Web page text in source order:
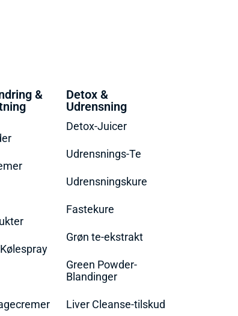
&
Detox &
Udrensning
Detox-Juicer
Udrensnings-Te
Udrensningskure
Fastekure
Grøn te-ekstrakt
Green Powder-
Blandinger
Liver Cleanse-tilskud